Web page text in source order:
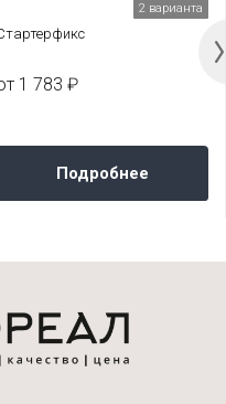
2 варианта
1 783 ₽
Подробнее